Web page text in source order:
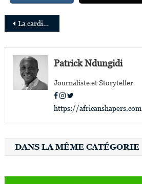
Navigation
de
l’article
La cardiologue Liesl Zühlke lauréate de l’African Research Leader Award
Patrick Ndungidi
Journaliste et Storyteller
https://africanshapers.com
DANS LA MÊME CATÉGORIE